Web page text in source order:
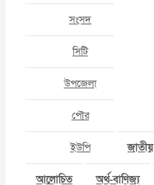
সংসদ
সিটি
উপজেলা
পৌর
ইউপি জাতীয়
আলোচিত অর্থ-বাণিজ্য